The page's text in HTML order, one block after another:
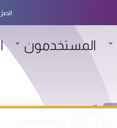
المستخدمون